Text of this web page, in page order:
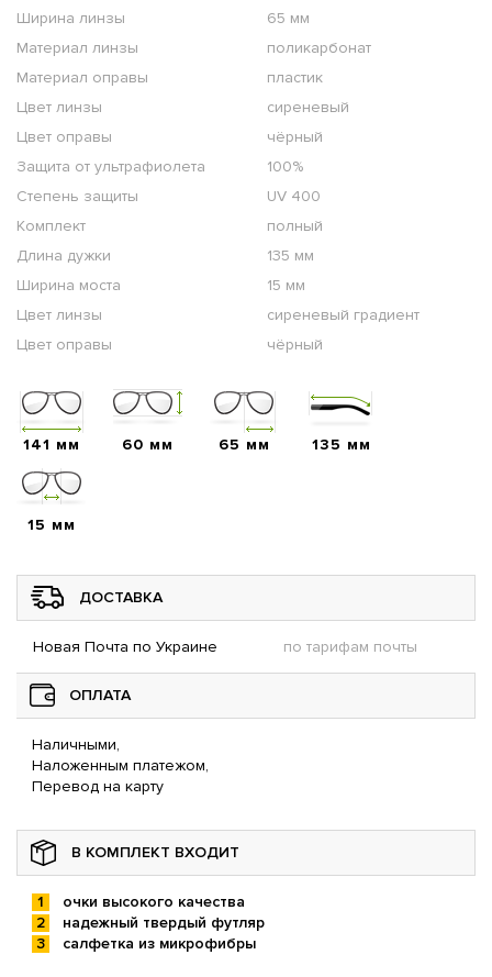
Ширина линзы
65 мм
Материал линзы
поликарбонат
Материал оправы
пластик
Цвет линзы
сиреневый
Цвет оправы
чёрный
Защита от ультрафиолета
100%
Степень защиты
UV 400
Комплект
полный
Длина дужки
135 мм
Ширина моста
15 мм
Цвет линзы
сиреневый градиент
Цвет оправы
чёрный
141 мм 60 мм 65 мм 135 мм
15 мм
ДОСТАВКА
Новая Почта по Украине по тарифам почты
ОПЛАТА
Наличными,
Наложенным платежом,
Перевод на карту
В КОМПЛЕКТ ВХОДИТ
очки высокого качества
надежный твердый футляр
салфетка из микрофибры